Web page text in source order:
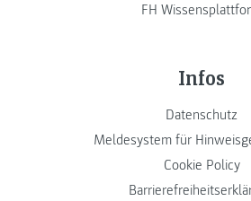
FH
Infos
Datenschutz
Meldesystem für
Cookie Policy